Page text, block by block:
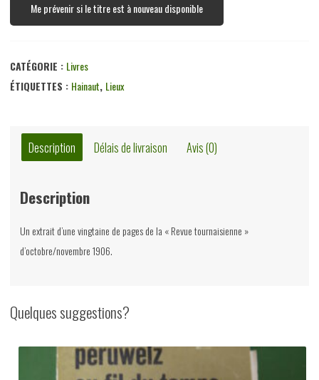
Me prévenir si le titre est à nouveau disponible
CATÉGORIE : Livres
ÉTIQUETTES : Hainaut, Lieux
Description Délais de livraison Avis (0)
Description
Un extrait d’une vingtaine de pages de la « Revue tournaisienne »
d’octobre/novembre 1906.
Quelques suggestions?